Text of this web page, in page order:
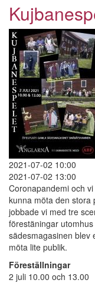
2021-07-02 10:00
2021-07-02 13:00
Coronapandemi och
kunna möta den stora
jobbade vi med tre
förestäningar
sädesmagasinen blev
möta lite publik.
Föreställningar
2 juli 10.00 och 13.00